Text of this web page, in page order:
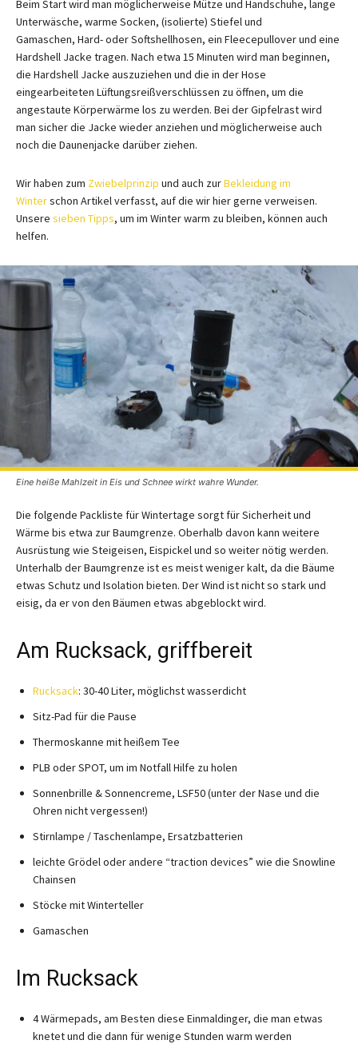
Beim Start wird man möglicherweise Mütze und Handschuhe, lange
Unterwäsche, warme Socken, (isolierte) Stiefel und
Gamaschen, Hard- oder Softshellhosen, ein Fleecepullover und eine
Hardshell Jacke tragen. Nach etwa 15 Minuten wird man beginnen,
die Hardshell Jacke auszuziehen und die in der Hose
eingearbeiteten Lüftungsreißverschlüssen zu öffnen, um die
angestaute Körperwärme los zu werden. Bei der Gipfelrast wird
man sicher die Jacke wieder anziehen und möglicherweise auch
noch die Daunenjacke darüber ziehen.
Wir haben zum Zwiebelprinzip und auch zurBekleidung im
Winterschon Artikel verfasst, auf die wir hier gerne verweisen.
Unsere sieben Tipps, um im Winter warm zu bleiben, können auch
helfen.
Eine heiße Mahlzeit in Eis und Schnee wirkt wahre Wunder.
Die folgende Packliste für Wintertage sorgt für Sicherheit und
Wärme bis etwa zur Baumgrenze. Oberhalb davon kann weitere
Ausrüstung wie Steigeisen, Eispickel und so weiter nötig werden.
Unterhalb der Baumgrenze ist es meist weniger kalt, da die Bäume
etwas Schutz und Isolation bieten. Der Wind ist nicht so stark und
eisig, da er von den Bäumen etwas abgeblockt wird.
Am Rucksack, griffbereit
Rucksack: 30-40 Liter, möglichst wasserdicht
Sitz-Pad für die Pause
Thermoskanne mit heißem Tee
PLB oder SPOT, um im Notfall Hilfe zu holen
Sonnenbrille & Sonnencreme, LSF50 (unter der Nase und die
Ohren nicht vergessen!)
Stirnlampe / Taschenlampe, Ersatzbatterien
leichte Grödel oder andere “traction devices” wie die Snowline
Chainsen
Stöcke mit Winterteller
Gamaschen
Im Rucksack
4 Wärmepads, am Besten diese Einmaldinger, die man etwas
knetet und die dann für wenige Stunden warm werden